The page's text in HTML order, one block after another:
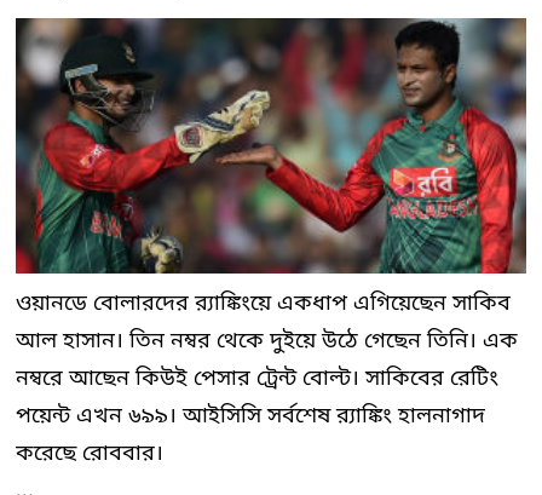
ওয়ানডে বোলারদের র‍্যাঙ্কিংয়ে একধাপ এগিয়েছেন সাকিব
আল হাসান। তিন নম্বর থেকে দুইয়ে উঠে গেছেন তিনি। এক
নম্বরে আছেন কিউই পেসার ট্রেন্ট বোল্ট। সাকিবের রেটিং
পয়েন্ট এখন ৬৯৯। আইসিসি সর্বশেষ র‍্যাঙ্কিং হালনাগাদ
করেছে রোববার।